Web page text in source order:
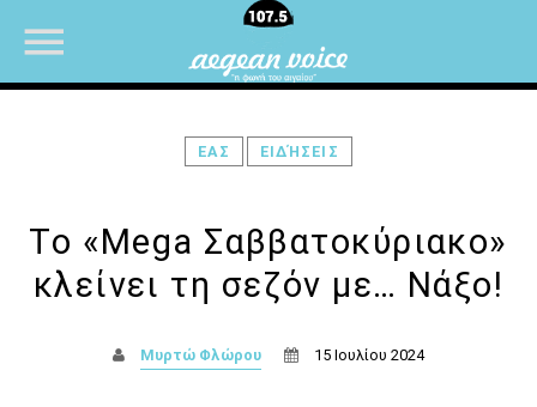
ΕΑΣ ΕΙΔΉΣΕΙΣ
Το «Mega Σαββατοκύριακο»
κλείνει τη σεζόν με… Νάξο!
Μυρτώ Φλώρου 15 Ιουλίου 2024